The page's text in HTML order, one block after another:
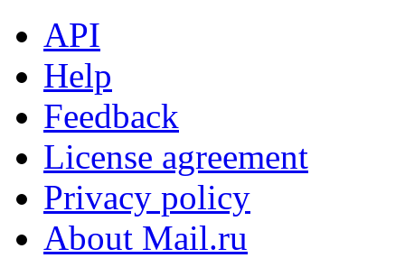
API
Help
Feedback
License agreement
Privacy policy
About Mail.ru